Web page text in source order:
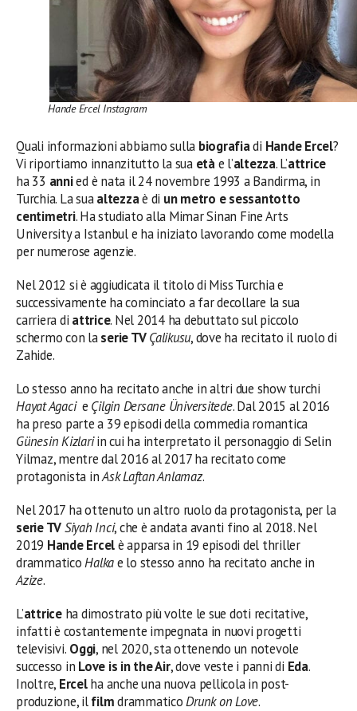
Hande Ercel Instagram
Quali informazioni abbiamo sulla biografiadi Hande Ercel?
Vi riportiamo innanzitutto la sua etàe l’altezza. L’attrice
ha 33 annied è nata il 24 novembre 1993 a Bandirma, in
Turchia. La suaaltezzaè di un metro e sessantotto
centimetri. Ha studiato alla Mimar Sinan Fine Arts
University a Istanbul e ha iniziato lavorando come modella
per numerose agenzie.
Nel 2012 si è aggiudicata il titolo di Miss Turchia e
successivamente ha cominciato a far decollare la sua
carriera di attrice. Nel 2014 ha debuttato sul piccolo
schermo con laserie TVÇalikusu, dove ha recitato il ruolo di
Zahide.
Lo stesso anno ha recitato anche in altri due show turchi
Hayat Agaci e Çilgin Dersane Üniversitede. Dal 2015 al 2016
ha preso parte a 39 episodi della commedia romantica
Günesin Kizlariin cui ha interpretato il personaggio di Selin
Yilmaz, mentre dal 2016 al 2017 ha recitato come
protagonista inAsk Laftan Anlamaz.
Nel 2017 ha ottenuto un altro ruolo da protagonista, per la
serie TVSiyah Inci, che è andata avanti fino al 2018. Nel
2019 Hande Ercelè apparsa in 19 episodi del thriller
drammaticoHalkae lo stesso anno ha recitato anche in
Azize.
L’attriceha dimostrato più volte le sue doti recitative,
infatti è costantemente impegnata in nuovi progetti
televisivi. Oggi, nel 2020, sta ottenendo un notevole
successo in Love is in the Air, dove veste i panni di Eda.
Inoltre, Ercelha anche una nuova pellicola in post-
produzione, ilfilmdrammaticoDrunk on Love.